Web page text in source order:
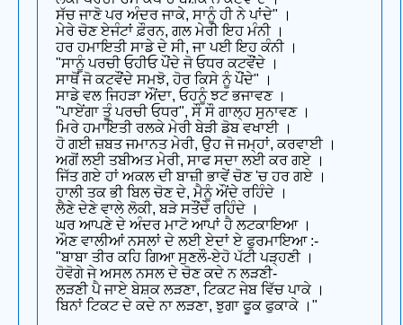
ਸੱਚ ਜਾਣੋ ਪਰ ਅੰਦਰ ਜਾਕੇ, ਸਾਨੂੰ ਹੀ ਨੇ ਪਾਂਦੇ" ।
ਮੇਰੇ ਚੋਣ ਏਜੰਟਾਂ ਫ਼ੌਰਨ, ਗਲ ਮੇਰੀ ਇਹ ਮੰਨੀ ।
ਹਰ ਹਮਾਇਤੀ ਸਾਡੇ ਦੇ ਸੀ, ਜਾ ਪਈ ਇਹ ਕੰਨੀ ।
"ਸਾਨੂੰ ਪਰਚੀ ਓਹੀਓ ਪੌਂਦੇ ਜੋ ਓਧਰ ਕਟਵੌਂਦੇ ।
ਸਾਥੋਂ ਜੋ ਕਟਵੌਂਦੇ ਸਮਝੋ, ਹੋਰ ਕਿਸੇ ਨੂੰ ਪੌਂਦੇ" ।
ਸਾਡੇ ਵਲ ਜਿਹੜਾ ਔਂਦਾ, ਓਹਨੂੰ ਝਟ ਭਜਾਵਣ ।
"ਪਾਏਂਗਾ ਤੂੰ ਪਰਚੀ ਓਧਰ", ਸੌ ਸੌ ਗਾਲ੍ਹ ਸੁਨਾਵਣ ।
ਮਿਰੇ ਹਮਾਇਤੀ ਰਲਕੇ ਮੇਰੀ ਬੇੜੀ ਡੋਬ ਵਖਾਈ ।
ਹੋ ਗਈ ਜ਼ਬਤ ਜਮਾਨਤ ਮੇਰੀ, ਉਹ ਜੋ ਜਮ੍ਹਾਂ, ਕਰਵਾਈ ।
ਅਗੋਂ ਲਈ ਤਬੀਅਤ ਮੇਰੀ, ਸਾਫ ਸਦਾ ਲਈ ਕਰ ਗਏ ।
ਜਿੱਤ ਗਏ ਹਾਂ ਅਕਲ ਦੀ ਬਾਜ਼ੀ ਭਾਵੇਂ ਚੋਣ 'ਚ ਹਰ ਗਏ ।
ਹਾਲੀ ਤਕ ਭੀ ਬਿਲ ਚੋਣ ਦੇ, ਮੈਨੂੰ ਔਂਦੇ ਰਹਿੰਦੇ ।
ਲੈਣੇ ਦੇਣੇ ਵਾਲੇ ਲੋਕੀ, ਬੜੇ ਸਤੌਂਦੇ ਰਹਿੰਦੇ ।
ਘਰ ਆਪਣੇ ਦੇ ਅੰਦਰ ਮਾਟੋ ਆਪਾਂ ਹੈ ਲਟਕਾਇਆ ।
ਔਣ ਵਾਲੀਆਂ ਨਸਲਾਂ ਦੇ ਲਈ ਏਦਾਂ ਏ ਫੁਰਮਾਇਆ :-
"ਬਾਬਾ ਤੀਰ ਕਹਿ ਗਿਆ ਸੁਣਲੌ-ਏਹੋ ਪੱਟੀ ਪੜ੍ਹਣੀ ।
ਹੋਵੋਗੇ ਜੇ ਅਸਲ ਨਸਲ ਦੇ ਚੋਣ ਕਦੇ ਨ ਲੜਣੀ-
ਲੜਣੀ ਪੈ ਜਾਏ ਬੇਸ਼ਕ ਲੜਣਾ, ਟਿਕਟ ਜੇਬ ਵਿੱਚ ਪਾਕੇ ।
ਬਿਨਾਂ ਟਿਕਟ ਦੇ ਕਦੇ ਨਾ ਲੜਣਾ, ਝੁਗਾ ਫੂਕ ਫੁਕਾਕੇ ।"